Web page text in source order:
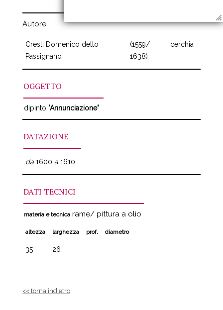
Autore
Cresti Domenico detto
Passignano
(1559/
1638)
cerchia
OGGETTO
dipinto "Annunciazione"
DATAZIONE
da1600 a1610
DATI TECNICI
materia e tecnicarame/ pittura a olio
altezza larghezza prof. diametro
35 26
<< torna indietro